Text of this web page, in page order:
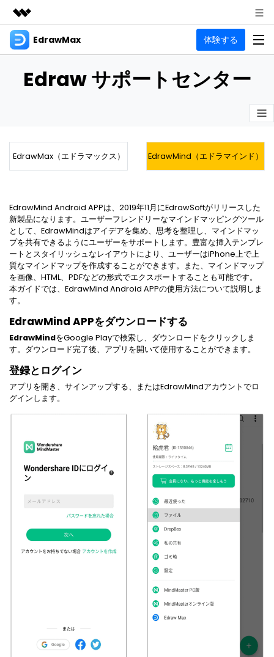
製品
ユーティリティ
法人・教育・パートナー
サポート
EdrawMax 体験する
製品
フローチャート Hot
電気回路図
P&ID
思考整理
マインドマップ
ブレインストーミング
メモ取り
リソース
作図・思考整理に関するプロ記事
オンラインAIツール
AIマインドマップ自動作成 >
最新情報
新機能一覧
ガイド
利用方法を案内します
EdrawMax > EdrawMind >
更新履歴
EdrawMax > EdrawMind >
動作環境
EdrawMax > EdrawMind >
サポートセンター
法人向け
EdrawMax EdrawMind
無料ダウンロード 購入する
ログイン
検索
Edraw サポートセンター
EdrawMax（エドラマックス） EdrawMind（エドラマインド）
EdrawMind Android APPは、2019年11月にEdrawSoftがリリースした
新製品になります。ユーザーフレンドリーなマインドマッピングツール
として、EdrawMindはアイデアを集め、思考を整理し、マインドマッ
プを共有できるようにユーザーをサポートします。豊富な挿入テンプレ
ートとスタイリッシュなレイアウトにより、ユーザーはiPhone上で上
質なマインドマップを作成することができます。また、マインドマップ
を画像、HTML、PDFなどの形式でエクスポートすることも可能です。
本ガイドでは、EdrawMind Android APPの使用方法について説明しま
す。
EdrawMind APPをダウンロードする
EdrawMindをGoogle Playで検索し、ダウンロードをクリックしま
す。ダウンロード完了後、アプリを開いて使用することができます。
登録とログイン
アプリを開き、サインアップする、またはEdrawMindアカウントでロ
グインします。